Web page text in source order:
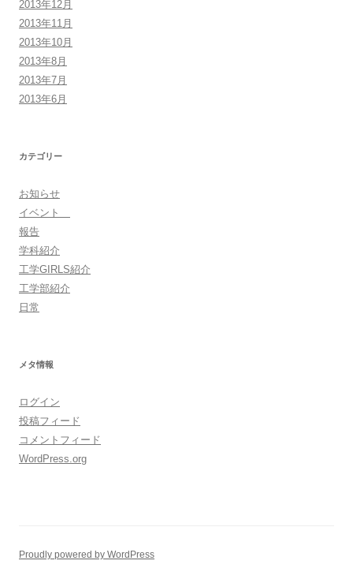
2013年12月
2013年11月
2013年10月
2013年8月
2013年7月
2013年6月
カテゴリー
お知らせ
イベント
報告
学科紹介
工学GIRLS紹介
工学部紹介
日常
メタ情報
ログイン
投稿フィード
コメントフィード
WordPress.org
Proudly powered by WordPress